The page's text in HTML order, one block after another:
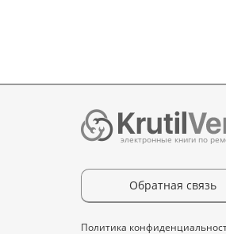
электронные книги по
Обратная связь
Политика